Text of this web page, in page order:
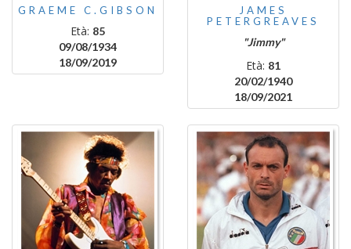
GRAEME C.GIBSON
Età: 85
09/08/1934
18/09/2019
JAMES
PETERGREAVES
"Jimmy"
Età: 81
20/02/1940
18/09/2021